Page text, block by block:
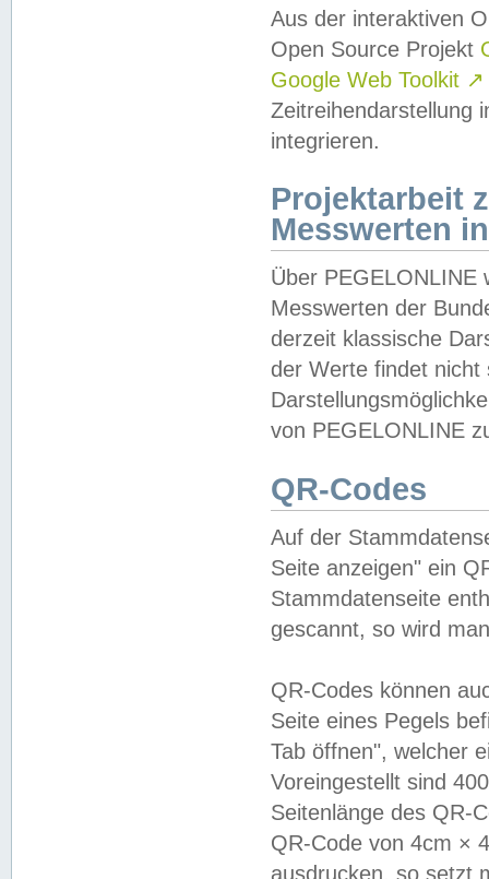
Aus der interaktiven
Open Source Projekt
Google Web Toolkit ↗
Zeitreihendarstellung
integrieren.
Projektarbeit
Messwerten
Über PEGELONLINE
Messwerten der
derzeit klassische
der Werte findet
von PEGELONLINE
QR-Codes
Auf der
Seite anzeigen" ein
Stammdatenseite
gescannt, so wird
QR-Codes können
Seite eines Pegels
Tab öffnen", welcher
Voreingestellt sind
Seitenlänge des QR-
QR-Code von 4cm ×
ausdrucken, so setzt